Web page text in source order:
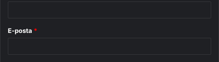
E-posta *